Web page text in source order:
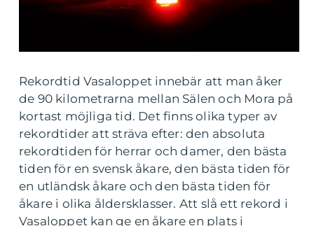
Rekordtid Vasaloppet innebär att man åker
de 90 kilometrarna mellan Sälen och Mora på
kortast möjliga tid. Det finns olika typer av
rekordtider att sträva efter: den absoluta
rekordtiden för herrar och damer, den bästa
tiden för en svensk åkare, den bästa tiden för
en utländsk åkare och den bästa tiden för
åkare i olika åldersklasser. Att slå ett rekord i
Vasaloppet kan ge en åkare en plats i